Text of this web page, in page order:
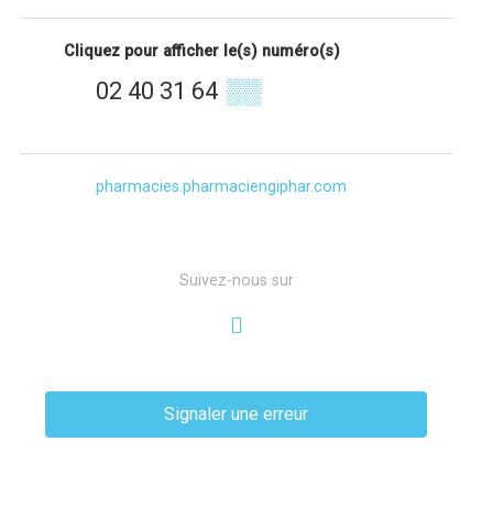
Cliquez pour afficher le(s) numéro(s)
02 40 31 64 ▒▒
pharmacies.pharmaciengiphar.com
Suivez-nous sur
Signaler une erreur